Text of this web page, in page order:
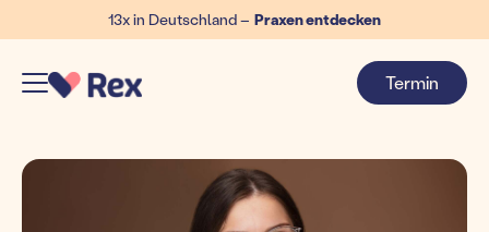
13x in Deutschland – Praxen entdecken
Termin